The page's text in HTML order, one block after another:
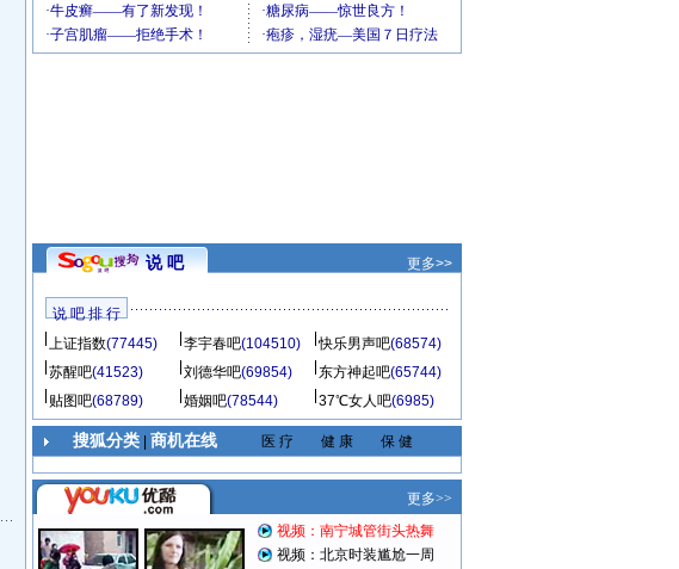
说 吧 更多>>
说 吧 排 行
上证指数(77445) 李宇春吧(104510) 快乐男声吧(68574)
苏醒吧(41523) 刘德华吧(69854) 东方神起吧(65744)
贴图吧(68789) 婚姻吧(78544) 37℃女人吧(6985)
搜狐分类| 商机在线 医 疗 健 康 保 健